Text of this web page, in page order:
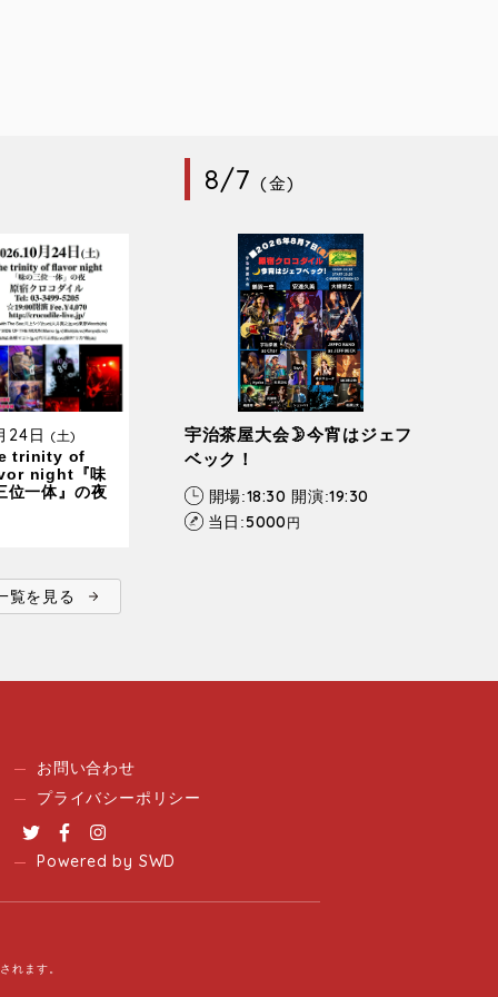
24日 (土)
trinity of
night『味
位一体』の夜
覧を見る
8/7(金)
宇治茶屋大会🌛今宵はジェフ
ベック！
開場:18:30 開演:19:30
当日:5000 円
お問い合わせ
プライバシーポリシー
TwitterFacebook
Powered by SWD
れます。